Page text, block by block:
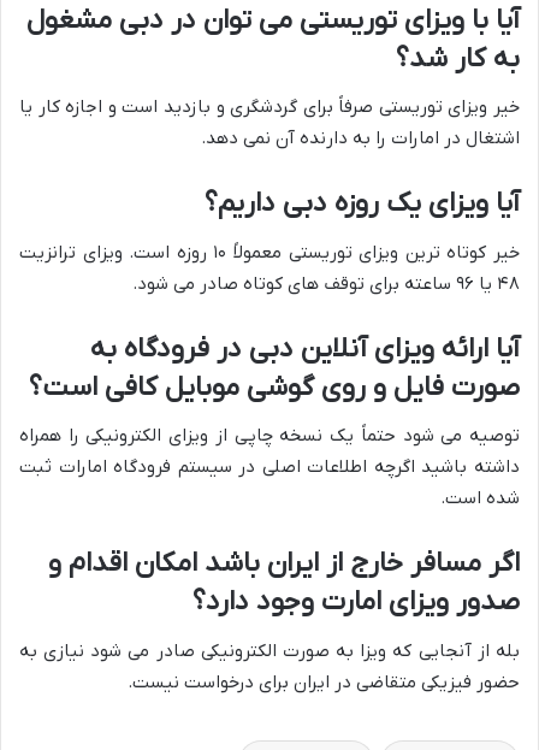
آیا با ویزای توریستی می توان در دبی مشغول
به کار شد؟
خیر ویزای توریستی صرفاً برای گردشگری و بازدید است و اجازه کار یا
اشتغال در امارات را به دارنده آن نمی دهد.
آیا ویزای یک روزه دبی داریم؟
خیر کوتاه ترین ویزای توریستی معمولاً ۱۰ روزه است. ویزای ترانزیت
۴۸ یا ۹۶ ساعته برای توقف های کوتاه صادر می شود.
آیا ارائه ویزای آنلاین دبی در فرودگاه به
صورت فایل و روی گوشی موبایل کافی است؟
توصیه می شود حتماً یک نسخه چاپی از ویزای الکترونیکی را همراه
داشته باشید اگرچه اطلاعات اصلی در سیستم فرودگاه امارات ثبت
شده است.
اگر مسافر خارج از ایران باشد امکان اقدام و
صدور ویزای امارت وجود دارد؟
بله از آنجایی که ویزا به صورت الکترونیکی صادر می شود نیازی به
حضور فیزیکی متقاضی در ایران برای درخواست نیست.